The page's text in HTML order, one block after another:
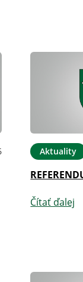
Aktuality
Čítať ďalej